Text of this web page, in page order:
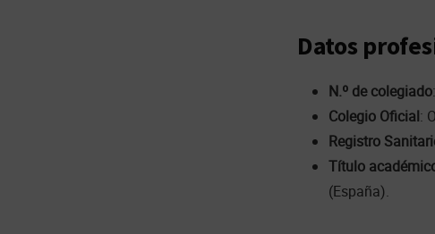
Datos
N.º de colegiado
Colegio Oficial:
Registro
Título
(España).